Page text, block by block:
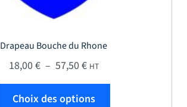
Drapeau Bouche du Rhone
18,00€ – 57,50€Plage de prix : 18,00 €
HT
Choix des options